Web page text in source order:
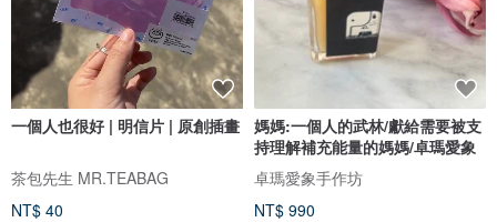
一個人也很好 | 明信片 | 原創插畫
茶包先生 MR.TEABAG
NT$ 40
媽媽:一個人的武林/獻給需要被支
持理解補充能量的媽媽/卓瑪愛象
卓瑪愛象手作坊
NT$ 990